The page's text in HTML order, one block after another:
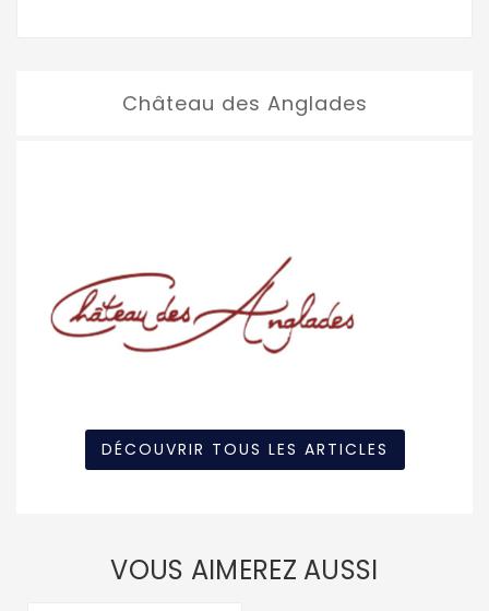
Château des Anglades
DÉCOUVRIR TOUS LES ARTICLES
VOUS AIMEREZ AUSSI